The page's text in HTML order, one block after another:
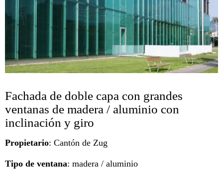
Fachada de doble capa con grandes
ventanas de madera / aluminio con
inclinación y giro
Propietario: Cantón de Zug
Tipo de ventana: madera / aluminio